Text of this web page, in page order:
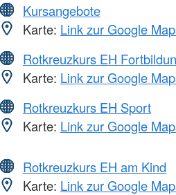
Kursangebote
Karte: Link zur Google
Rotkreuzkurs EH
Karte: Link zur Google
Rotkreuzkurs EH Sport
Karte: Link zur Google
Rotkreuzkurs EH am Kind
Karte: Link zur Google